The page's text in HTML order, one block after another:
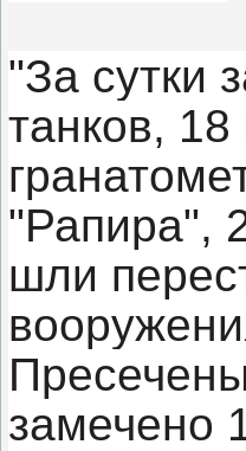
"За сутки
танков,
"Рапира",
шли
замечено